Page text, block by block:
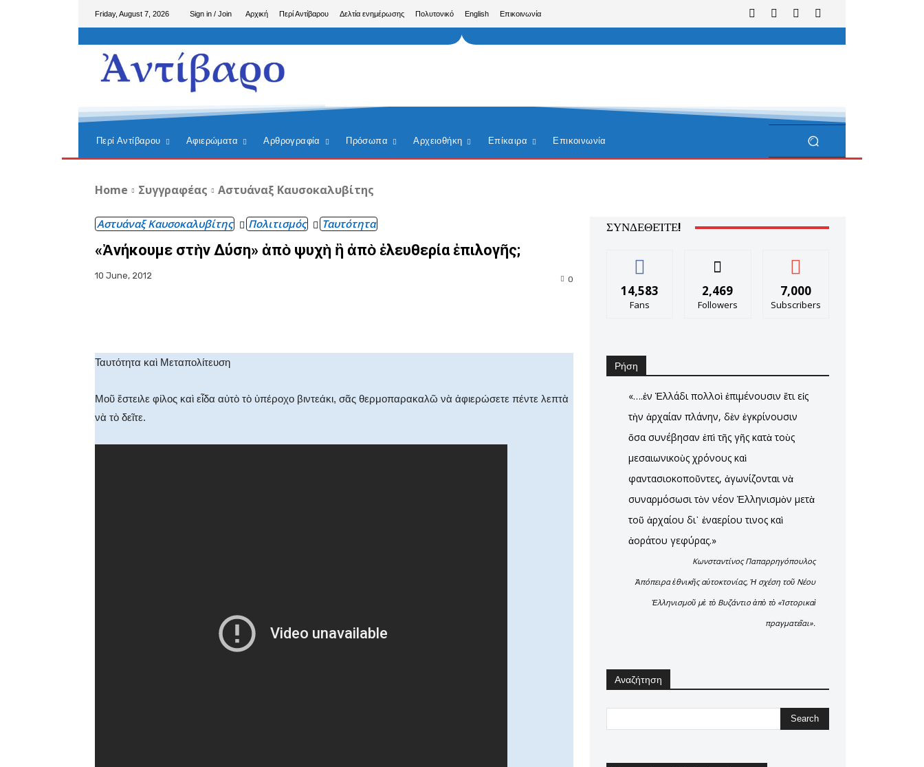
Friday, August 7, 2026 Sign in / Join Αρχική Περί Αντίβαρου Δελτία ενημέρωσης Πολυτονικό English Επικοινωνία
Περί Αντίβαρου Αφιερώματα Αρθρογραφία Πρόσωπα Αρχειοθήκη Επίκαιρα Επικοινωνία
Home Συγγραφέας Αστυάναξ Καυσοκαλυβίτης
Αστυάναξ Καυσοκαλυβίτης Πολιτισμός Ταυτότητα
«Ἀνήκουμε στὴν Δύση» ἀπὸ ψυχὴ ἢ ἀπὸ ἐλευθερία ἐπιλογῆς;
10 June, 2012 0
Ταυτότητα καὶ Μεταπολίτευση
Μοῦ ἔστειλε φίλος καὶ εἶδα αὐτὸ τὸ ὑπέροχο βιντεάκι, σᾶς θερμοπαρακαλῶ νὰ ἀφιερώσετε πέντε λεπτὰ
νὰ τὸ δεῖτε.
ΣΥΝΔΕΘΕΊΤΕ!
14,583
Fans
2,469
Followers
7,000
Subscribers
Ρήση
«….ἐν Ἑλλάδι πολλοὶ ἐπιμένουσιν ἔτι εἰς
τὴν ἀρχαίαν πλάνην, δὲν ἐγκρίνουσιν
ὅσα συνέβησαν ἐπὶ τῆς γῆς κατὰ τοὺς
μεσαιωνικοὺς χρόνους καὶ
φαντασιοκοποῦντες, ἀγωνίζονται νὰ
συναρμόσωσι τὸν νέον Ἑλληνισμὸν μετὰ
τοῦ ἀρχαίου δι᾿ ἐναερίου τινος καὶ
ἀοράτου γεφύρας.»
Κωνσταντίνος Παπαρρηγόπουλος
Ἀπόπειρα ἐθνικῆς αὐτοκτονίας, Ἡ σχέση τοῦ Νέου
Ἑλληνισμοῦ μὲ τὸ Βυζάντιο ἀπὸ τὸ «Ἱστορικαὶ
πραγματεῖαι».
Αναζήτηση